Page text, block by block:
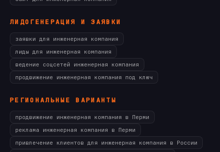
ЛИДОГЕНЕРАЦИЯ И ЗАЯВКИ
заявки для инженерная компания
лиды для инженерная компания
ведение соцсетей инженерная компания
продвижение инженерная компания под ключ
РЕГИОНАЛЬНЫЕ ВАРИАНТЫ
продвижение инженерная компания в Перми
реклама инженерная компания в Перми
привлечение клиентов для инженерная компания в России